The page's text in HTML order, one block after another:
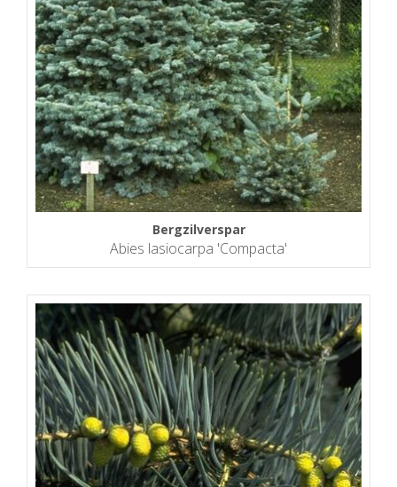
Bergzilverspar
Abies lasiocarpa 'Compacta'